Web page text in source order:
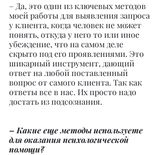
– Да, это один из ключевых методов
моей работы для выявления запроса
у клиента, когда человек не может
понять, откуда у него то или иное
убеждение, что на самом деле
скрыто под его проявлениями. Это
шикарный инструмент, дающий
ответ на любой поставленный
вопрос от самого клиента. Так как
ответы все в нас. Их просто надо
достать из подсознания.
– Какие еще методы используете
для оказания психологической
помощи?